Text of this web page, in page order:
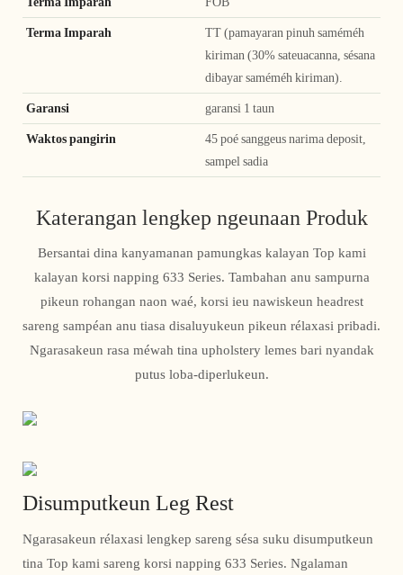
Terma Imparah
TT (pamayaran pinuh saméméh
kiriman (30% sateuacanna, sésana
dibayar saméméh kiriman).
Garansi garansi 1 taun
Waktos pangirin
45 poé sanggeus narima deposit,
sampel sadia
Katerangan lengkep ngeunaan Produk
Bersantai dina kanyamanan pamungkas kalayan Top kami
kalayan korsi napping 633 Series. Tambahan anu sampurna
pikeun rohangan naon waé, korsi ieu nawiskeun headrest
sareng sampéan anu tiasa disaluyukeun pikeun rélaxasi pribadi.
Ngarasakeun rasa méwah tina upholstery lemes bari nyandak
putus loba-diperlukeun.
Disumputkeun Leg Rest
Ngarasakeun rélaxasi lengkep sareng sésa suku disumputkeun
tina Top kami sareng korsi napping 633 Series. Ngalaman